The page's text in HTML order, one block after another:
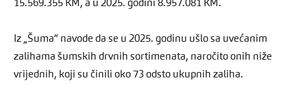
15.569.355 KM, a u 2025. godini 8.957.081 KM.
Iz „Šuma“ navode da se u 2025. godinu ušlo sa uvećanim
zalihama šumskih drvnih sortimenata, naročito onih niže
vrijednih, koji su činili oko 73 odsto ukupnih zaliha.